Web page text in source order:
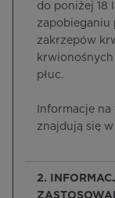
do poniżej 18
zapobieganiu
zakrzepów
krwionośnych
płuc.
Informacje
znajdują się
2.